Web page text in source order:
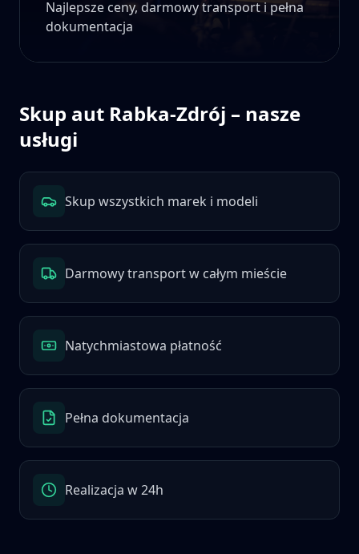
Najlepsze ceny, darmowy transport i pełna
dokumentacja
Skup aut Rabka-Zdrój – nasze
usługi
Skup wszystkich marek i modeli
Darmowy transport w całym mieście
Natychmiastowa płatność
Pełna dokumentacja
Realizacja w 24h